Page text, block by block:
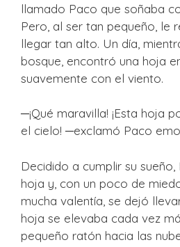
llamado Paco que soñaba
Pero, al ser tan pequeño, le
llegar tan alto. Un día,
bosque, encontró una hoja
suavemente con el viento.
─¡Qué maravilla! ¡Esta hoja
el cielo! ─exclamó Paco
Decidido a cumplir su
hoja y, con un poco de
mucha valentía, se dejó
hoja se elevaba cada vez
pequeño ratón hacia las